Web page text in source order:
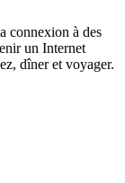
connexion à des
un Internet
dîner et voyager.